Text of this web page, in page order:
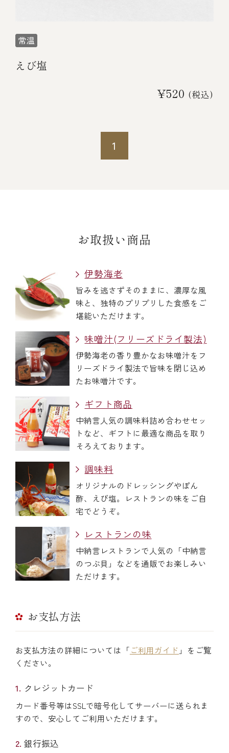
えび塩
¥520 (税込)
1
お取扱い商品
伊勢海老
旨みを逃さずそのままに、濃厚な風
味と、独特のプリプリした食感をご
堪能いただけます。
味噌汁(フリーズドライ製法)
伊勢海老の香り豊かなお味噌汁をフ
リーズドライ製法で旨味を閉じ込め
たお味噌汁です。
ギフト商品
中納言人気の調味料詰め合わせセッ
トなど、ギフトに最適な商品を取り
そろえております。
調味料
オリジナルのドレッシングやぽん
酢、えび塩。レストランの味をご自
宅でどうぞ。
レストランの味
中納言レストランで人気の「中納言
のつぶ貝」などを通販でお楽しみい
ただけます。
お支払方法
お支払方法の詳細については「ご利用ガイド 」をご覧
ください。
クレジットカード
カード番号等はSSLで暗号化してサーバーに送られま
すので、安心してご利用いただけます。
銀行振込